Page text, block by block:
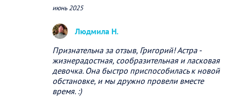
июнь 2025
Людмила Н.
Признательна за отзыв, Григорий! Астра -
жизнерадостная, сообразительная и ласковая
девочка. Она быстро приспособилась к новой
обстановке, и мы дружно провели вместе
время. :)